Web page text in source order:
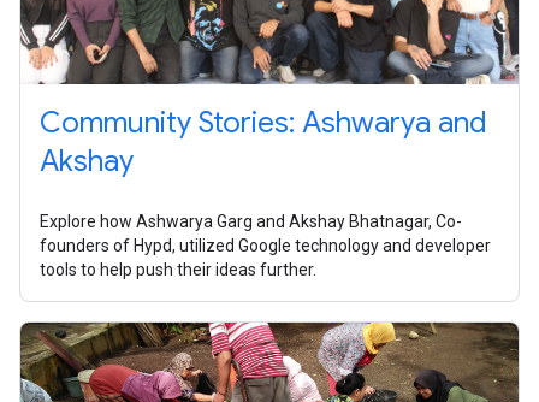
Community Stories: Ashwarya and
Akshay
Explore how Ashwarya Garg and Akshay Bhatnagar, Co-
founders of Hypd, utilized Google technology and developer
tools to help push their ideas further.